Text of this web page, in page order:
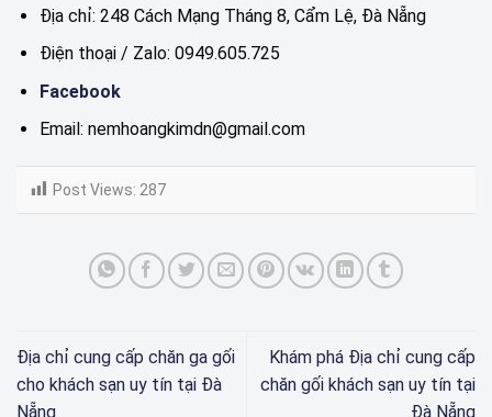
Địa chỉ: 248 Cách Mạng Tháng 8, Cẩm Lệ, Đà Nẵng
Điện thoại / Zalo: 0949.605.725
Facebook
Email: nemhoangkimdn@gmail.com
Post Views: 287
Địa chỉ cung cấp chăn ga gối
cho khách sạn uy tín tại Đà
Nẵng
Khám phá Địa chỉ cung cấp
chăn gối khách sạn uy tín tại
Đà Nẵng